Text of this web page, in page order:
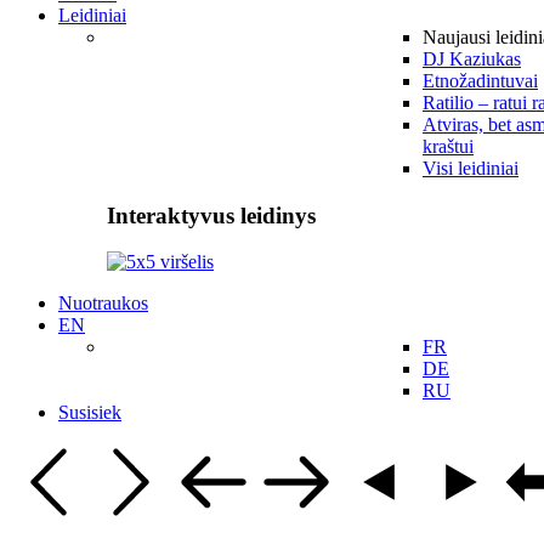
Leidiniai
Naujausi
DJ Kaziukas
Etnožadintuvai
Ratilio – ratui
Atviras, bet
kraštui
Visi leidiniai
Interaktyvus leidinys
Nuotraukos
EN
FR
DE
RU
Susisiek